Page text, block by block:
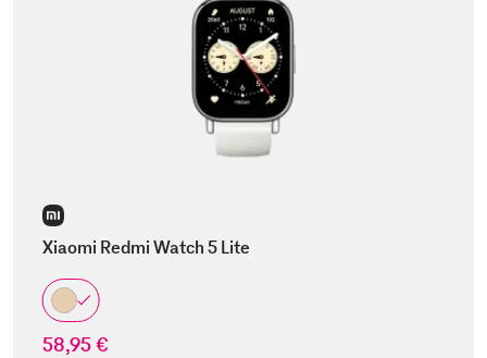
Xiaomi Redmi Watch 5 Lite
58,95 €